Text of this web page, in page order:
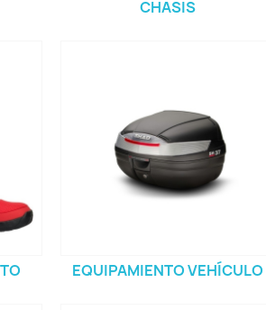
CHASIS
EQUIPAMIENTO VEHÍCULO